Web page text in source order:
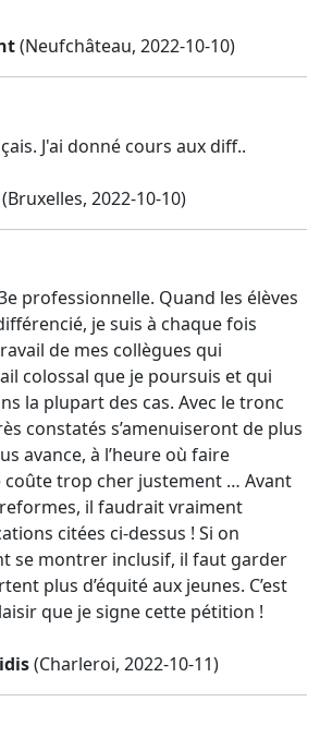
(Neufchâteau, 2022-10-10)
J'ai donné cours aux diff..
(Bruxelles, 2022-10-10)
professionnelle. Quand les élèves
je suis à chaque fois
de mes collègues qui
colossal que je poursuis et qui
la plupart des cas. Avec le tronc
constatés s’amenuiseront de plus
avance, à l’heure où faire
coûte trop cher justement … Avant
il faudrait vraiment
citées ci-dessus ! Si on
se montrer inclusif, il faut garder
plus d’équité aux jeunes. C’est
que je signe cette pétition !
(Charleroi, 2022-10-11)